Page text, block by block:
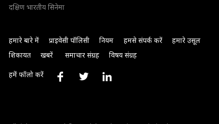
दक्षिण भारतीय सिनेमा
हमारे बारे में प्राइवेसी पॉलिसी नियम हमसे संपर्क करें
हमारे उसूल
शिकायत
खबरें समाचार संग्रह विषय संग्रह
हमें फॉलो करें